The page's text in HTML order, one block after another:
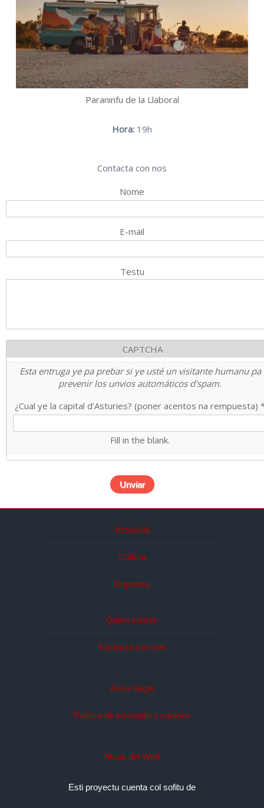
Paraninfu de la Llaboral
Hora: 19h
Contacta con nos
Nome
E-mail
Testu
CAPTCHA
Esta entruga ye pa prebar si ye usté un visitante humanu pa
prevenir los unvios automáticos d'spam.
¿Cual ye la capital d'Asturies? (poner acentos na rempuesta)
Fill in the blank.
Actualidá
Cultura
Deportes
Quién somos
Contacta con nos
Avisu llegal
Política de privacidá y cookies
Mapa del Web
Esti proyectu cuenta col sofitu de